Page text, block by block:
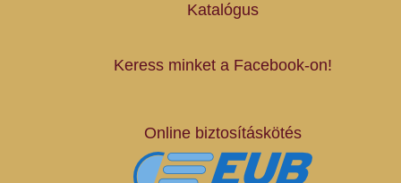
Katalógus
Keress minket a Facebook-on!
Online biztosításkötés